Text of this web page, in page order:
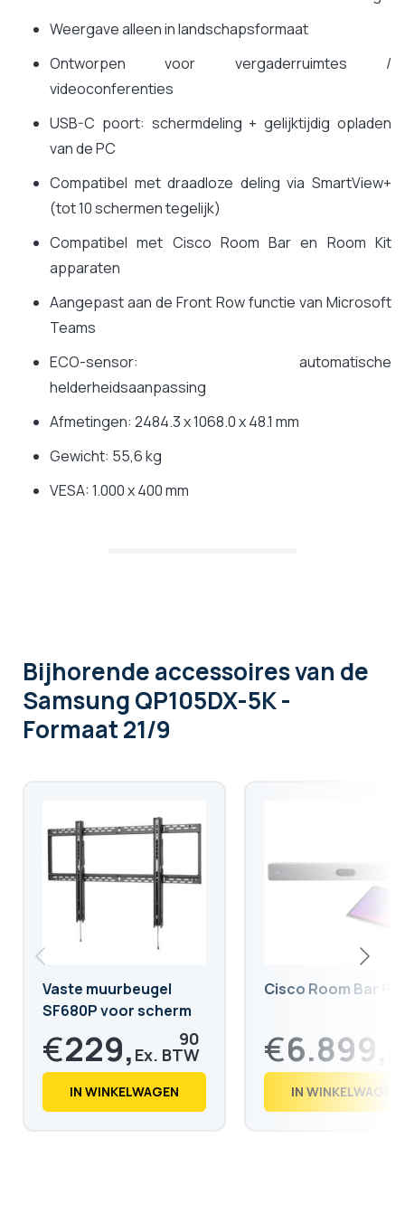
Weergave alleen in landschapsformaat
Ontworpen voor vergaderruimtes /
videoconferenties
USB-C poort: schermdeling + gelijktijdig opladen
van de PC
Compatibel met draadloze deling via SmartView+
(tot 10 schermen tegelijk)
Compatibel met Cisco Room Bar en Room Kit
apparaten
Aangepast aan de Front Row functie van Microsoft
Teams
ECO-sensor: automatische
helderheidsaanpassing
Afmetingen: 2484.3 x 1068.0 x 48.1 mm
Gewicht: 55,6 kg
VESA: 1.000 x 400 mm
Bijhorende accessoiresvan de
Samsung QP105DX-5K -
Formaat 21/9
Vaste muurbeugel
SF680P voor scherm
van 60 tot 98 inch
€229, 90
€ 278,
IN WINKELWAGEN
Cisco Room Bar
€6.899,
€ 8.348,
IN WINKELWAGEN